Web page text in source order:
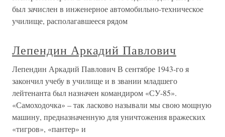
был зачислен в инженерное автомобильно-техническое
училище, располагавшееся рядом
Лепендин Аркадий Павлович
Лепендин Аркадий Павлович В сентябре 1943-го я
закончил учебу в училище и в звании младшего
лейтенанта был назначен командиром «СУ-85».
«Самоходочка» – так ласково называли мы свою мощную
машину, предназначенную для уничтожения вражеских
«тигров», «пантер» и